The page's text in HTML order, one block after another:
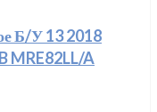
Б/У 13 2018
MRE82LL/A